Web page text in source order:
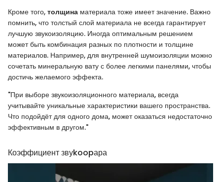
Кроме того, толщина материала тоже имеет значение. Важно
помнить, что толстый слой материала не всегда гарантирует
лучшую звукоизоляцию. Иногда оптимальным решением
может быть комбинация разных по плотности и толщине
материалов. Например, для внутренней шумоизоляции можно
сочетать минеральную вату с более легкими панелями, чтобы
достичь желаемого эффекта.
"При выборе звукоизоляционного материала, всегда
учитывайте уникальные характеристики вашего пространства.
Что подойдёт для одного дома, может оказаться недостаточно
эффективным в другом."
Коэффициент звуkoopара